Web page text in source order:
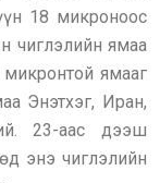
18 микроноос
чиглэлийн ямаа
ямааг
Энэтхэг, Иран,
23-аас дээш
энэ чиглэлийн